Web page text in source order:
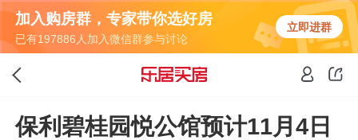
加入购房群，专家带你选好房
已有197886人加入微信群参与讨论
立即进群
保利碧桂园悦公馆预计11月4日